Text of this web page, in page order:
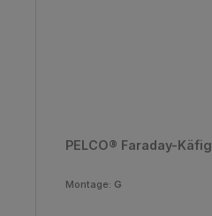
PELCO® Faraday-Käfig
Montage: G